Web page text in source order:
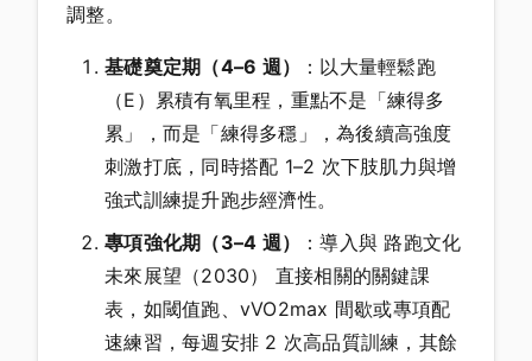
調整。
基礎奠定期（4–6 週）
：以大量輕鬆跑
（E）累積有氧里程，重點不是「練得多
累」，而是「練得多穩」，為後續高強度
刺激打底，同時搭配 1–2 次下肢肌力與增
強式訓練提升跑步經濟性。
專項強化期（3–4 週）
：導入與 路跑文化
未來展望（2030） 直接相關的關鍵課
表，如閾值跑、vVO2max 間歇或專項配
速練習，每週安排 2 次高品質訓練，其餘